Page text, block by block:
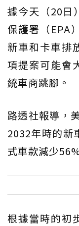
據今天（20日
保護署（EPA
新車和卡車排
項提案可能會
統車商跳腳。
路透社報導，
2032年時的新
式車款減少
根據當時的初